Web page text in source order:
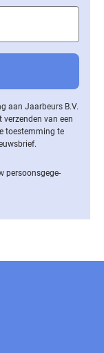
aan Jaarbeurs B.V.
van een
toestemming te
per­soons­ge­ge­